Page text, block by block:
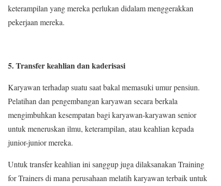
keterampilan yang mereka perlukan didalam menggerakkan
pekerjaan mereka.
5. Transfer keahlian dan kaderisasi
Karyawan terhadap suatu saat bakal memasuki umur pensiun.
Pelatihan dan pengembangan karyawan secara berkala
mengimbuhkan kesempatan bagi karyawan-karyawan senior
untuk meneruskan ilmu, keterampilan, atau keahlian kepada
junior-junior mereka.
Untuk transfer keahlian ini sanggup juga dilaksanakan Training
for Trainers di mana perusahaan melatih karyawan terbaik untuk